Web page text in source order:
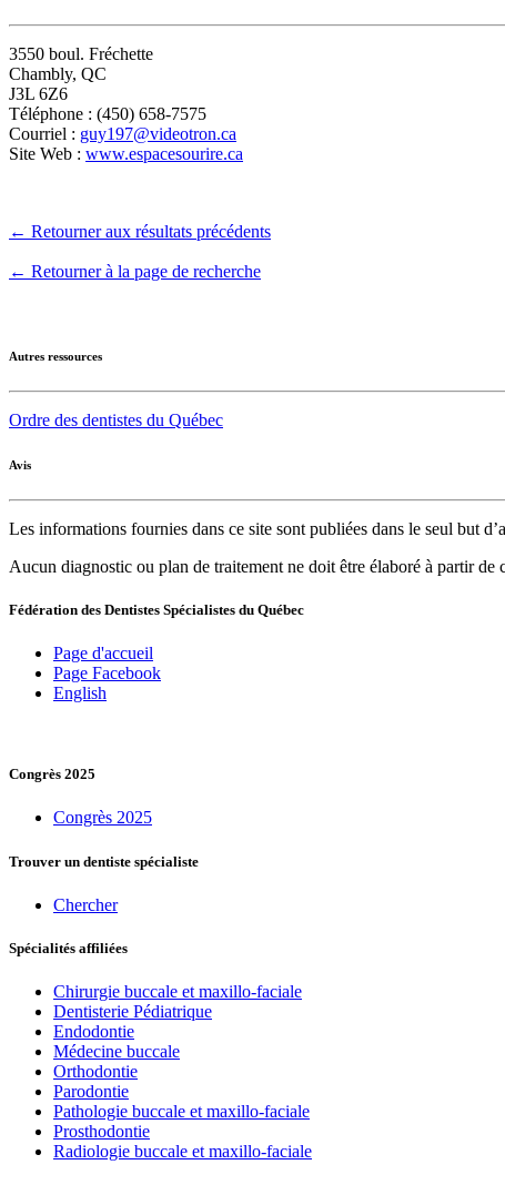
3550 boul. Fréchette
Chambly, QC
J3L 6Z6
Téléphone : (450) 658-7575
Courriel : guy197@videotron.ca
Site Web : www.espacesourire.ca
← Retourner aux résultats précédents
← Retourner à la page de recherche
Autres ressources
Ordre des dentistes du Québec
Avis
Les informations fournies dans ce site sont publiées dans le seul but
Aucun diagnostic ou plan de traitement ne doit être élaboré à partir de
Fédération des Dentistes Spécialistes du Québec
Page d'accueil
Page Facebook
English
Congrès 2025
Congrès 2025
Trouver un dentiste spécialiste
Chercher
Spécialités affiliées
Chirurgie buccale et maxillo-faciale
Dentisterie Pédiatrique
Endodontie
Médecine buccale
Orthodontie
Parodontie
Pathologie buccale et maxillo-faciale
Prosthodontie
Radiologie buccale et maxillo-faciale